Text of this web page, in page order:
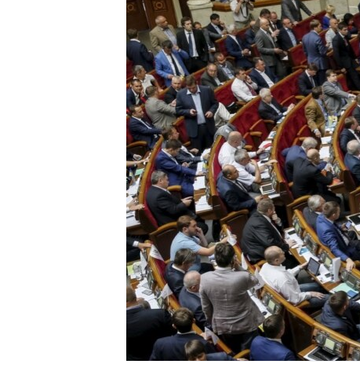
УКРАЇНСЬКА ПРОБЛЕМА КРИМУ